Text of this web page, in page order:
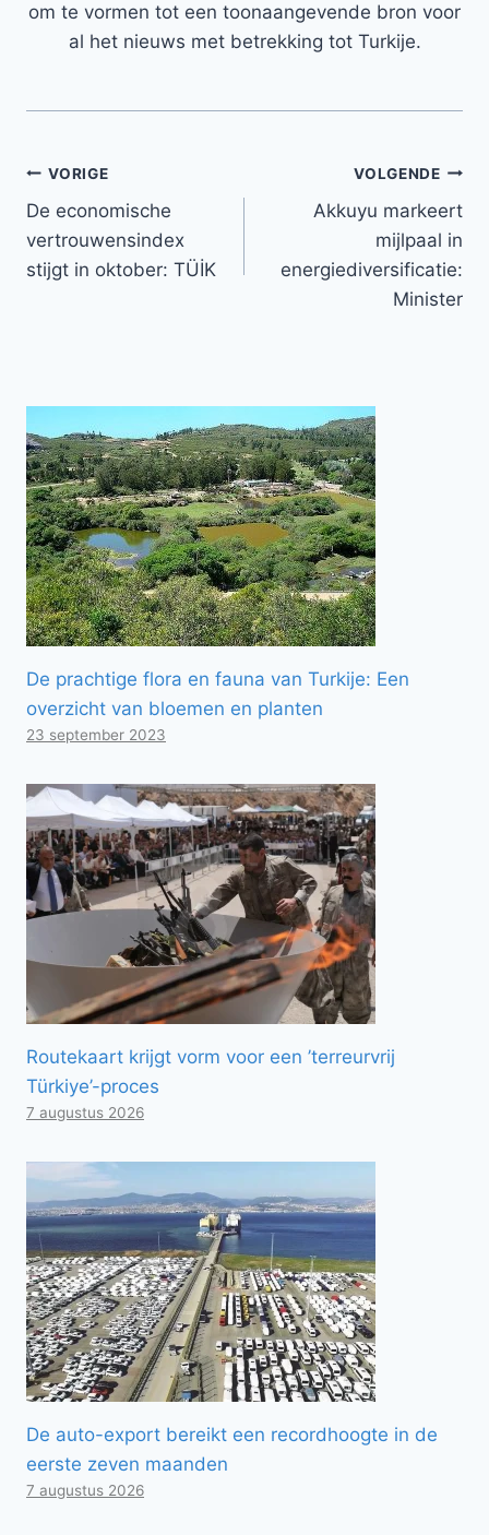
om te vormen tot een toonaangevende bron voor
al het nieuws met betrekking tot Turkije.
Bericht
navigatie
VORIGE
De economische
vertrouwensindex
stijgt in oktober: TÜİK
VOLGENDE
Akkuyu markeert
mijlpaal in
energiediversificatie:
Minister
De prachtige flora en fauna van Turkije: Een
overzicht van bloemen en planten
23 september 2023
Routekaart krijgt vorm voor een ’terreurvrij
Türkiye’-proces
7 augustus 2026
De auto-export bereikt een recordhoogte in de
eerste zeven maanden
7 augustus 2026